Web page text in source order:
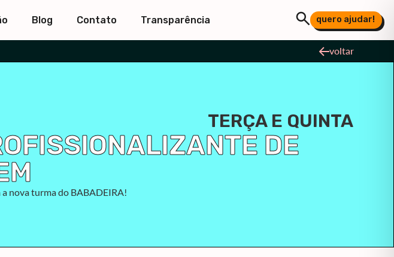
Blog Contato Transparência quero ajudar!
voltar
TERÇA E QUINTA
DE
nova turma do BABADEIRA!